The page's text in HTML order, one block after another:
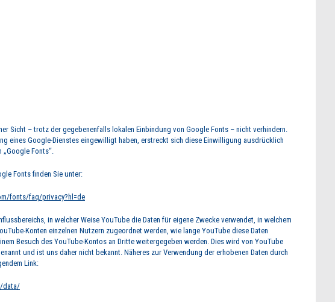
Sicht – trotz der gegebenenfalls lokalen Einbindung von Google Fonts – nicht verhindern.
eines Google-Dienstes eingewilligt haben, erstreckt sich diese Einwilligung ausdrücklich
„Google Fonts“.
Fonts finden Sie unter:
fonts/faq/privacy?hl=de
in welcher Weise YouTube die Daten für eigene Zwecke verwendet, in welchem
Konten einzelnen Nutzern zugeordnet werden, wie lange YouTube diese Daten
Besuch des YouTube-Kontos an Dritte weitergegeben werden. Dies wird von YouTube
und ist uns daher nicht bekannt. Näheres zur Verwendung der erhobenen Daten durch
Link:
data/